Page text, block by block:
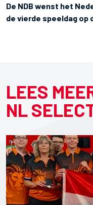
De NDB wenst het
de vierde speeldag op
LEES
NL